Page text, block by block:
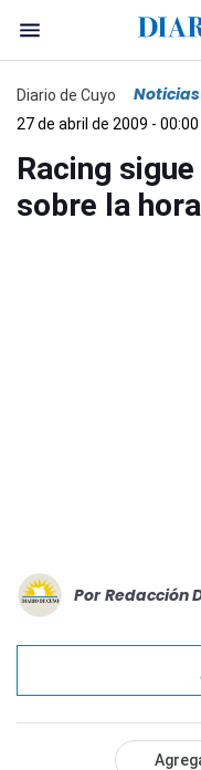
Diario de Cuyo Noticias
27 de abril de 2009 - 00:00
Racing
sobre la hora
Por Redacción